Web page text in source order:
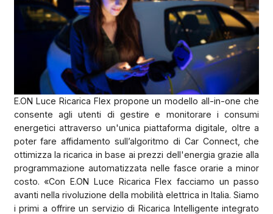
E.ON Luce Ricarica Flex propone un modello all-in-one che
consente agli utenti di gestire e monitorare i consumi
energetici attraverso un'unica piattaforma digitale, oltre a
poter fare affidamento sull’algoritmo di Car Connect, che
ottimizza la ricarica in base ai prezzi dell'energia grazie alla
programmazione automatizzata nelle fasce orarie a minor
costo. «Con E.ON Luce Ricarica Flex facciamo un passo
avanti nella rivoluzione della mobilità elettrica in Italia. Siamo
i primi a offrire un servizio di Ricarica Intelligente integrato